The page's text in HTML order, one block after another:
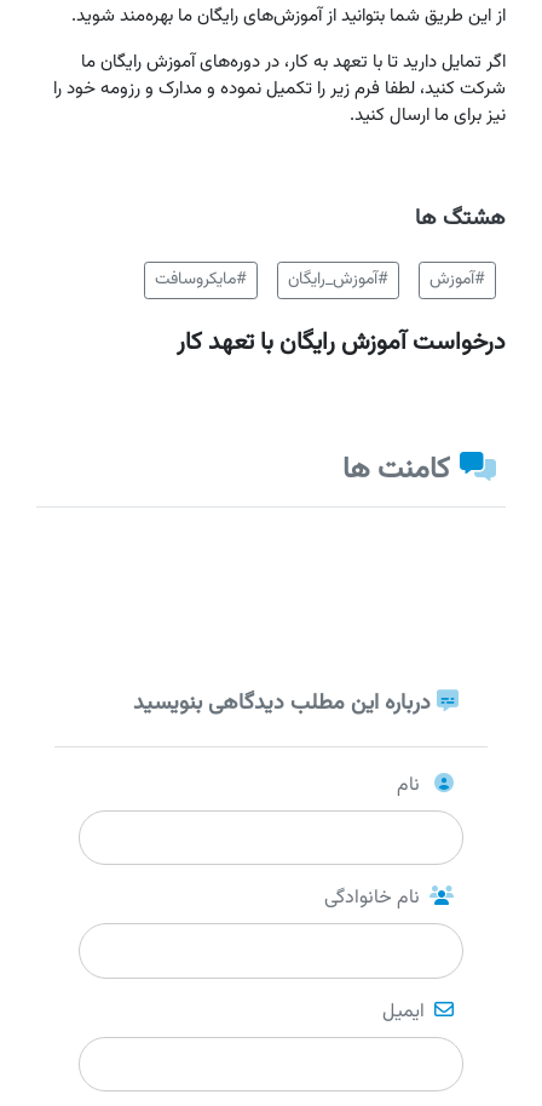
از این طریق شما بتوانید از آموزش‌های رایگان ما بهره‌مند شوید.
اگر تمایل دارید تا با تعهد به کار، در دوره‌های آموزش‌ رایگان ما
شرکت کنید، لطفا فرم زیر را تکمیل نموده و مدارک و رزومه خود را
نیز برای ما ارسال کنید.
هشتگ ها
#آموزش #آموزش_رایگان #مایکروسافت
درخواست آموزش رایگان با تعهد کار
کامنت ها
درباره این مطلب دیدگاهی بنویسید
نام
نام خانوادگی
ایمیل